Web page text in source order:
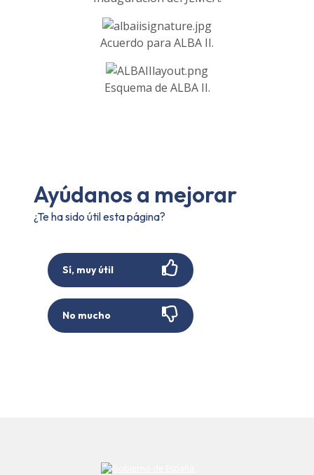
Acuerdo para ALBA II.
Esquema de ALBA II.
Ayúdanos a mejorar
¿Te ha sido útil esta página?
Sí, muy útil
No mucho